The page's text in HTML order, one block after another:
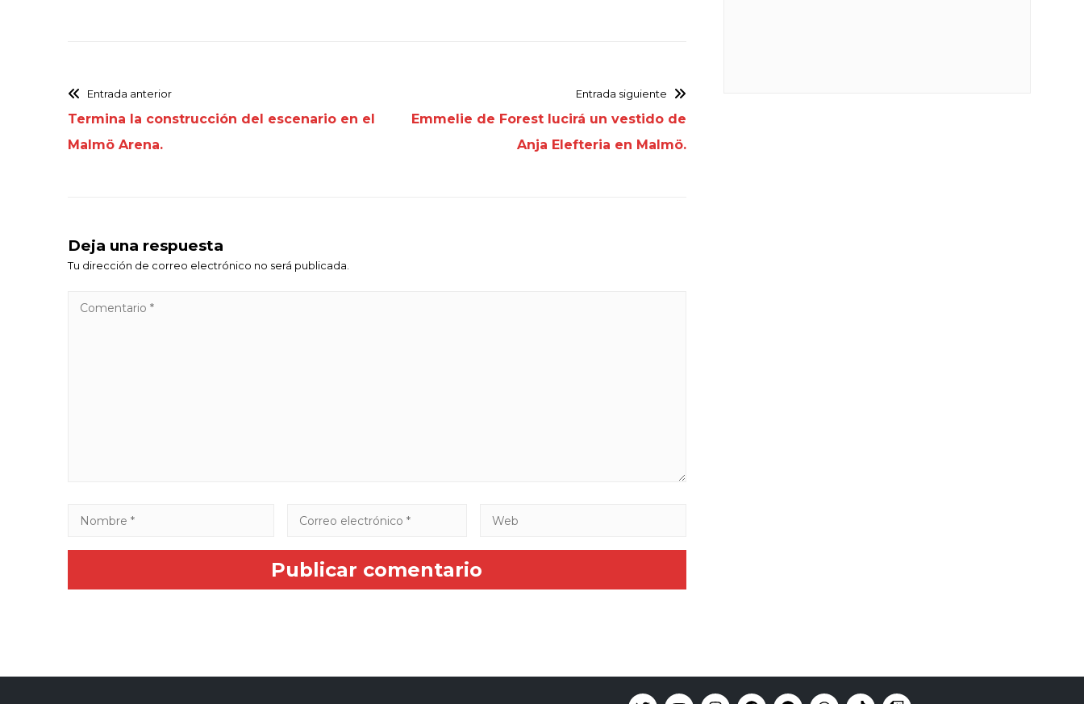
Entrada anterior
Termina la construcción del escenario en el
Malmö Arena.
Entrada siguiente
Emmelie de Forest lucirá un vestido de
Anja Elefteria en Malmö.
Deja una respuesta
Tu dirección de correo electrónico no será publicada.